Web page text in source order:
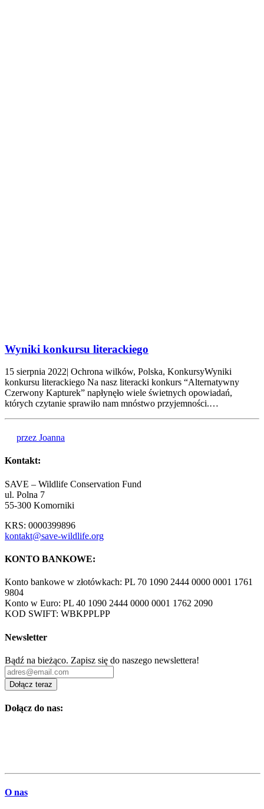
Wyniki konkursu literackiego
15 sierpnia 2022| Ochrona wilków, Polska, KonkursyWyniki
konkursu literackiego Na nasz literacki konkurs “Alternatywny
Czerwony Kapturek” napłynęło wiele świetnych opowiadań,
których czytanie sprawiło nam mnóstwo przyjemności.…
przez Joanna
Kontakt:
SAVE – Wildlife Conservation Fund
ul. Polna 7
55-300 Komorniki
KRS: 0000399896
kontakt@save-wildlife.org
KONTO BANKOWE:
Konto bankowe w złotówkach: PL 70 1090 2444 0000 0001 1761
9804
Konto w Euro: PL 40 1090 2444 0000 0001 1762 2090
KOD SWIFT: WBKPPLPP
Newsletter
Bądź na bieżąco. Zapisz się do naszego newslettera!
Dołącz teraz
Dołącz do nas:
O nas